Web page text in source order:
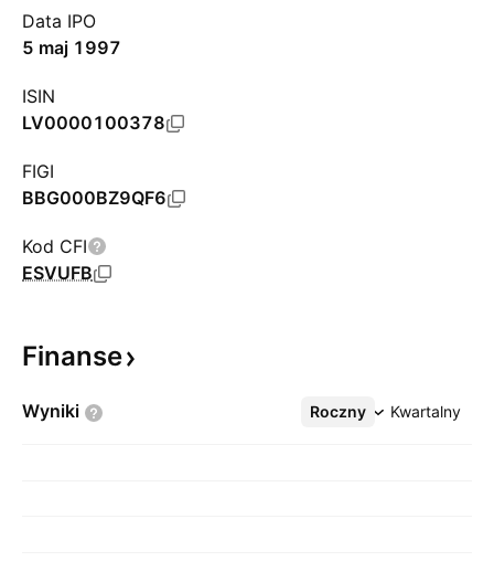
Data IPO
5 maj 1997
ISIN
LV0000100378
FIGI
BBG000BZ9QF6
Kod CFI
ESVUFB
Finanse
Wyniki Roczny Kwartalny
Więcej